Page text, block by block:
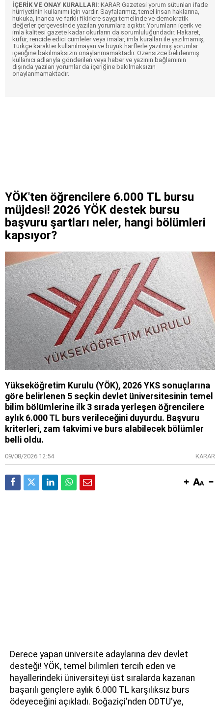
İÇERİK VE ONAY KURALLARI: KARAR Gazetesi yorum sütunları ifade
hürriyetinin kullanımı için vardır. Sayfalarımız, temel insan haklarına,
hukuka, inanca ve farklı fikirlere saygı temelinde ve demokratik
değerler çerçevesinde yazılan yorumlara açıktır. Yorumların içerik ve
imla kalitesi gazete kadar okurların da sorumluluğundadır. Hakaret,
küfür, rencide edici cümleler veya imalar, imla kuralları ile yazılmamış,
Türkçe karakter kullanılmayan ve büyük harflerle yazılmış yorumlar
içeriğine bakılmaksızın onaylanmamaktadır. Özensizce belirlenmiş
kullanıcı adlarıyla gönderilen veya haber ve yazının bağlamının
dışında yazılan yorumlar da içeriğine bakılmaksızın
onaylanmamaktadır.
YÖK'ten öğrencilere 6.000 TL bursu
müjdesi! 2026 YÖK destek bursu
başvuru şartları neler, hangi bölümleri
kapsıyor?
Yükseköğretim Kurulu (YÖK), 2026 YKS sonuçlarına
göre belirlenen 5 seçkin devlet üniversitesinin temel
bilim bölümlerine ilk 3 sırada yerleşen öğrencilere
aylık 6.000 TL burs verileceğini duyurdu. Başvuru
kriterleri, zam takvimi ve burs alabilecek bölümler
belli oldu.
09/08/2026 12:54 KARAR
Derece yapan üniversite adaylarına dev devlet
desteği! YÖK, temel bilimleri tercih eden ve
hayallerindeki üniversiteyi üst sıralarda kazanan
başarılı gençlere aylık 6.000 TL karşılıksız burs
ödeyeceğini açıkladı. Boğaziçi'nden ODTÜ'ye,